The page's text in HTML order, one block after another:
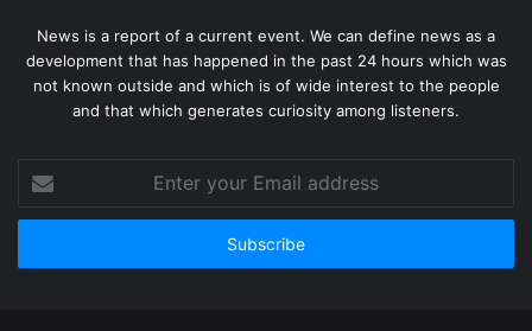
News is a report of a current event. We can define news as a
development that has happened in the past 24 hours which was
not known outside and which is of wide interest to the people
and that which generates curiosity among listeners.
your
Email